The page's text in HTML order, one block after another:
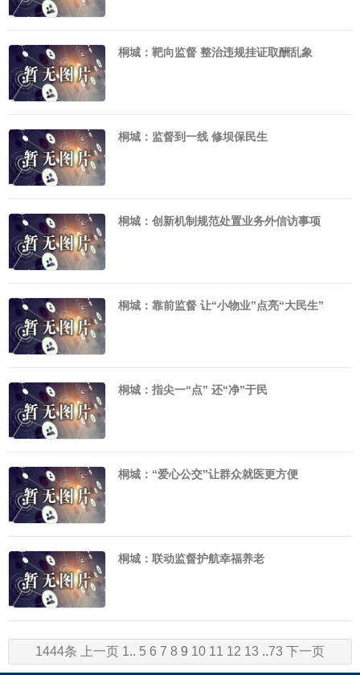
桐城：靶向监督 整治违规挂证取酬乱象
桐城：监督到一线 修坝保民生
桐城：创新机制规范处置业务外信访事项
桐城：靠前监督 让“小物业”点亮“大民生”
桐城：指尖一“点” 还“净”于民
桐城：“爱心公交”让群众就医更方便
桐城：联动监督护航幸福养老
1444条 上一页 1.. 5 6 7 8 9 10 11 12 13 ..73 下一页